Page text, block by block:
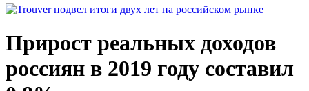
Прирост реальных доходов
россиян в 2019 году составил